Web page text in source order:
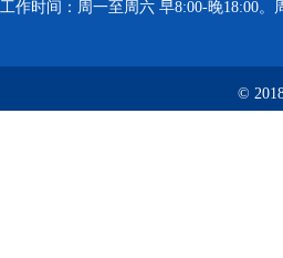
工作时间：周一至周六 早8:00-晚18:00。
©